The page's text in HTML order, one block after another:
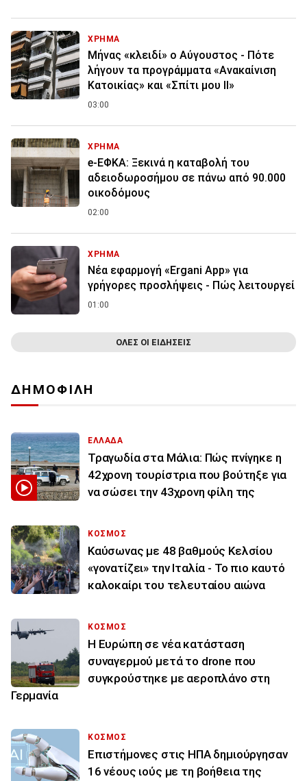
ΧΡΗΜΑ
Μήνας «κλειδί» ο Αύγουστος - Πότε
λήγουν τα προγράμματα «Ανακαίνιση
Κατοικίας» και «Σπίτι μου ΙΙ»
03:00
ΧΡΗΜΑ
e-ΕΦΚΑ: Ξεκινά η καταβολή του
αδειοδωροσήμου σε πάνω από 90.000
οικοδόμους
02:00
ΧΡΗΜΑ
Νέα εφαρμογή «Ergani App» για
γρήγορες προσλήψεις - Πώς λειτουργεί
01:00
ΟΛΕΣ ΟΙ ΕΙΔΗΣΕΙΣ
ΔΗΜΟΦΙΛΗ
ΕΛΛΑΔΑ
Τραγωδία στα Μάλια: Πώς πνίγηκε η
42χρονη τουρίστρια που βούτηξε για
να σώσει την 43χρονη φίλη της
ΚΟΣΜΟΣ
Καύσωνας με 48 βαθμούς Κελσίου
«γονατίζει» την Ιταλία - Το πιο καυτό
καλοκαίρι του τελευταίου αιώνα
ΚΟΣΜΟΣ
Η Ευρώπη σε νέα κατάσταση
συναγερμού μετά το drone που
συγκρούστηκε με αεροπλάνο στη
Γερμανία
ΚΟΣΜΟΣ
Επιστήμονες στις ΗΠΑ δημιούργησαν
16 νέους ιούς με τη βοήθεια της